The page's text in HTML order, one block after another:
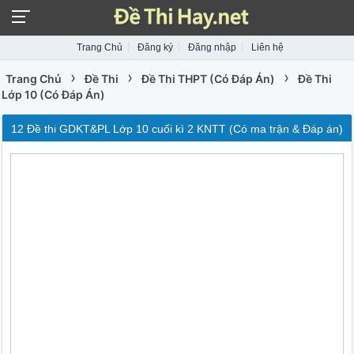
Trang Chủ Đăng ký Đăng nhập Liên hệ
Trang Chủ › Đề Thi › Đề Thi THPT (Có Đáp Án) ›
Đề Thi
Lớp 10 (Có Đáp Án)
12 Đề thi GDKT&PL Lớp 10 cuối kì 2 KNTT (Có ma trận & Đáp án)